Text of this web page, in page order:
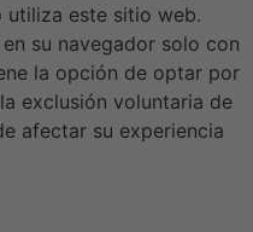
utiliza este sitio web.
su navegador solo con
la opción de optar por
exclusión voluntaria de
afectar su experiencia